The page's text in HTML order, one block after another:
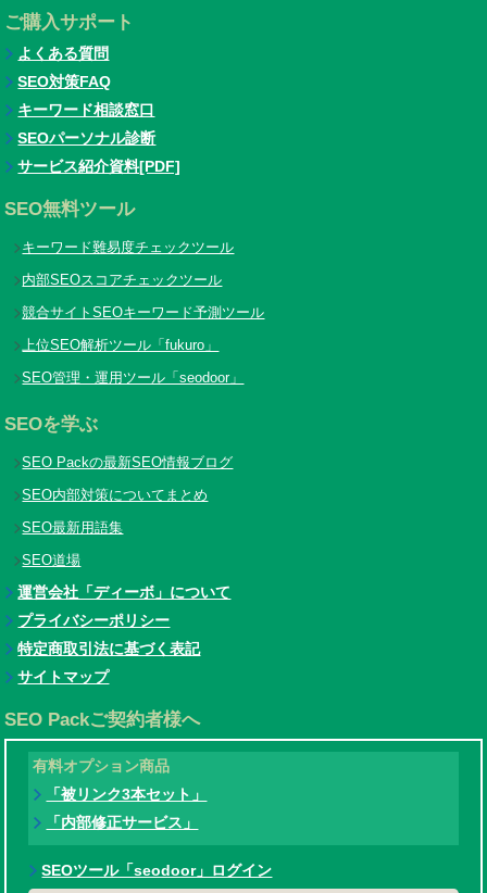
ご購入サポート
よくある質問
SEO対策FAQ
キーワード相談窓口
SEOパーソナル診断
サービス紹介資料[PDF]
SEO無料ツール
キーワード難易度チェックツール
内部SEOスコアチェックツール
競合サイトSEOキーワード予測ツール
上位SEO解析ツール「fukuro」
SEO管理・運用ツール「seodoor」
SEOを学ぶ
SEO Packの最新SEO情報ブログ
SEO内部対策についてまとめ
SEO最新用語集
SEO道場
運営会社「ディーボ」について
プライバシーポリシー
特定商取引法に基づく表記
サイトマップ
SEO Packご契約者様へ
有料オプション商品
「被リンク3本セット」
「内部修正サービス」
SEOツール「seodoor」ログイン